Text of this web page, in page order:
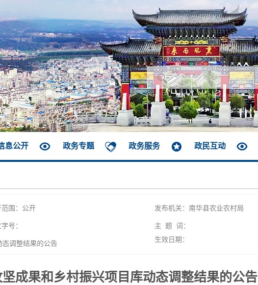
息公开 政务专题 政务服务 政民互动
范围：公开
发布机关：南华县农业农村局
号： 主 题 词：
调整结果的公告 生效日期：
成果和乡村振兴项目库动态调整结果的公告